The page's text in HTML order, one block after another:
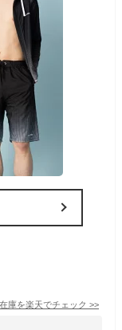
庫を楽天でチェック >>